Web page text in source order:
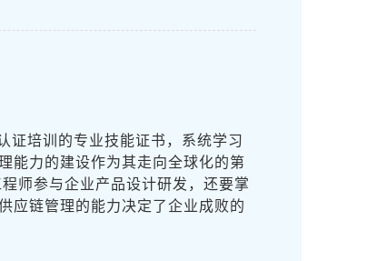
证培训的专业技能证书，系统学习
能力的建设作为其走向全球化的第
师参与企业产品设计研发，还要掌
应链管理的能力决定了企业成败的